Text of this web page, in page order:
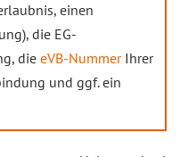
einen
die EG-
die eVB-NummerIhrer
und ggf. ein